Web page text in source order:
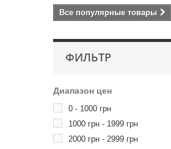
Все популярные товары
ФИЛЬТР
Диапазон цен
0 - 1000 грн
1000 грн - 1999 грн
2000 грн - 2999 грн